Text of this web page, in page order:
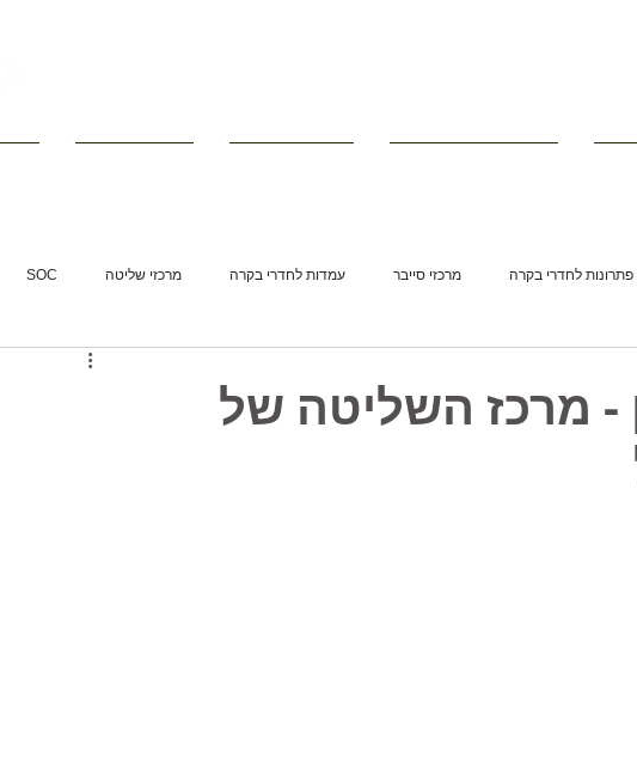
פתרונות לחדרי בקרה מרכזי סייבר עמדות לחדרי בקרה מרכזי שליטה SOC
- מרכז השליטה של